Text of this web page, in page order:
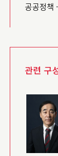
공공정책
관련 구